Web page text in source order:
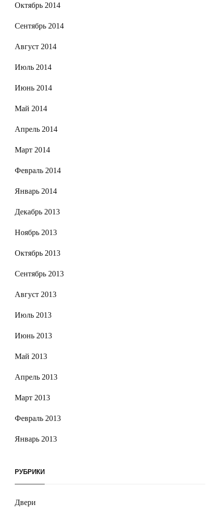
Октябрь 2014
Сентябрь 2014
Август 2014
Июль 2014
Июнь 2014
Май 2014
Апрель 2014
Март 2014
Февраль 2014
Январь 2014
Декабрь 2013
Ноябрь 2013
Октябрь 2013
Сентябрь 2013
Август 2013
Июль 2013
Июнь 2013
Май 2013
Апрель 2013
Март 2013
Февраль 2013
Январь 2013
РУБРИКИ
Двери